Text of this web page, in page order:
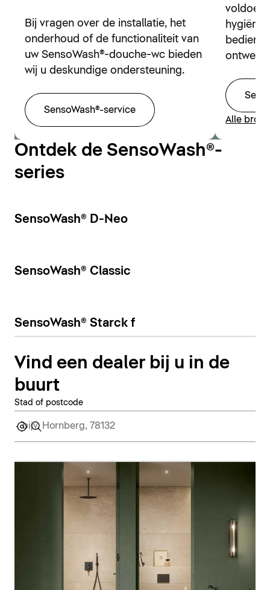
Bij vragen over de installatie, het
onderhoud of de functionaliteit van
uw SensoWash®-douche-wc bieden
wij u deskundige ondersteuning.
SensoWash®-service
voldoen
ontwerp.
Alle
Ontdek de SensoWash®-
series
SensoWash® D-Neo
SensoWash® Classic
SensoWash® Starck f
Vind een dealer bij u in de
buurt
Stad of postcode